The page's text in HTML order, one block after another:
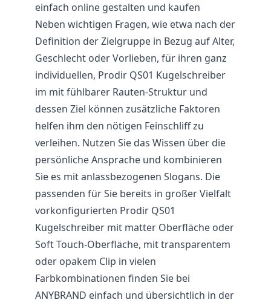
einfach online gestalten und kaufen
Neben wichtigen Fragen, wie etwa nach der
Definition der Zielgruppe in Bezug auf Alter,
Geschlecht oder Vorlieben, für ihren ganz
individuellen, Prodir QS01 Kugelschreiber
im mit fühlbarer Rauten-Struktur und
dessen Ziel können zusätzliche Faktoren
helfen ihm den nötigen Feinschliff zu
verleihen. Nutzen Sie das Wissen über die
persönliche Ansprache und kombinieren
Sie es mit anlassbezogenen Slogans. Die
passenden für Sie bereits in großer Vielfalt
vorkonfigurierten Prodir QS01
Kugelschreiber mit matter Oberfläche oder
Soft Touch-Oberfläche, mit transparentem
oder opakem Clip in vielen
Farbkombinationen finden Sie bei
ANYBRAND einfach und übersichtlich in der